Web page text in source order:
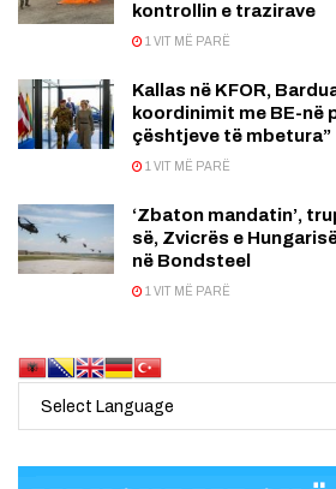
kontrollin e trazirave
1 VIT MË PARË
Kallas në KFOR,
koordinimit me BE-në
çështjeve të mbetura”
1 VIT MË PARË
‘Zbaton mandatin’,
së, Zvicrës e
në Bondsteel
1 VIT MË PARË